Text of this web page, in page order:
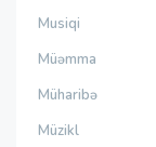
Musiqi
Müəmma
Müharibə
Müzikl